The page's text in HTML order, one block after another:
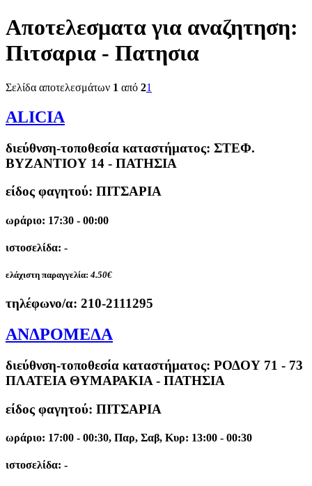
Αποτελεσματα για αναζητηση:
Πιτσαρια - Πατησια
Σελίδα αποτελεσμάτων 1 από 21
ALICIA
διεύθνση-τοποθεσία καταστήματος: ΣΤΕΦ.
ΒΥΖΑΝΤΙΟΥ 14 - ΠΑΤΗΣΙΑ
είδος φαγητού: ΠΙΤΣΑΡΙΑ
ωράριο: 17:30 - 00:00
ιστοσελίδα: -
ελάχιστη παραγγελία: 4.50€
τηλέφωνο/α: 210-2111295
ΑΝΔΡΟΜΕΔΑ
διεύθνση-τοποθεσία καταστήματος: ΡΟΔΟΥ 71 - 73
ΠΛΑΤΕΙΑ ΘΥΜΑΡΑΚΙΑ - ΠΑΤΗΣΙΑ
είδος φαγητού: ΠΙΤΣΑΡΙΑ
ωράριο: 17:00 - 00:30, Παρ, Σαβ, Κυρ: 13:00 - 00:30
ιστοσελίδα: -